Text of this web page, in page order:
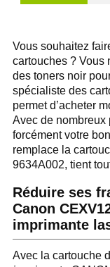
Vous souhaitez
cartouches ? Vous
des toners noir
spécialiste des
permet d’acheter
Avec de nombreux
forcément votre
remplace la
9634A002, tient
Réduire ses
Canon
imprimante
Avec la cartouche